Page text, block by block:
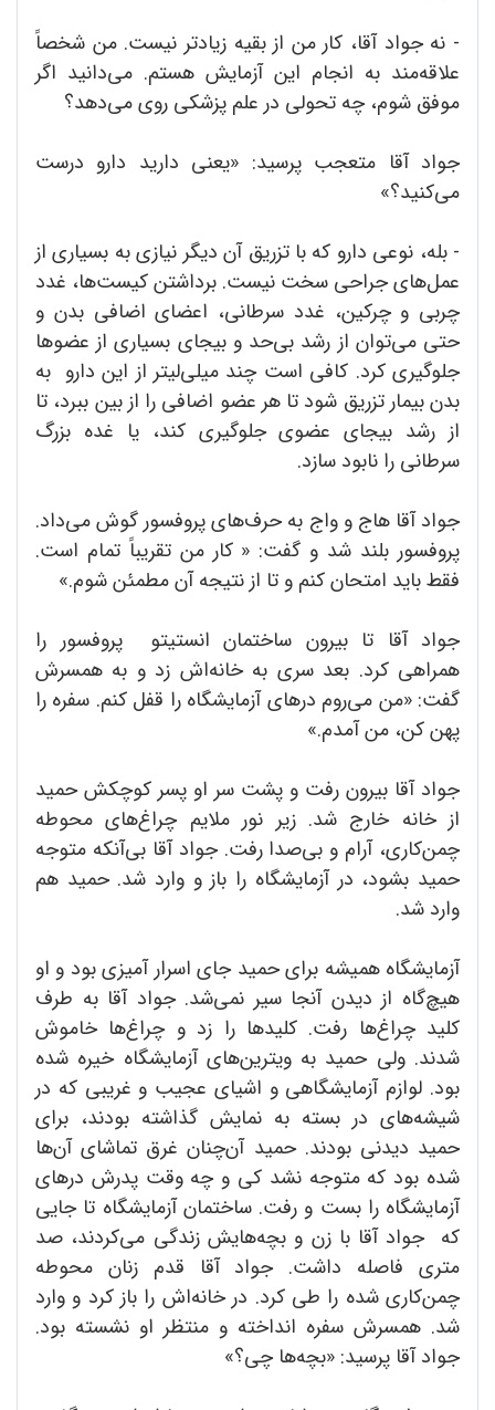
- نه جواد آقا، کار من از بقیه زیادتر نیست. من شخصاً
علاقه‌مند به انجام این آزمایش هستم. می‌دانید اگر
موفق شوم، چه تحولی در علم پزشکی روی می‌دهد؟
جواد آقا متعجب پرسید: «یعنی دارید دارو درست
می‌کنید؟»
- بله، نوعی دارو که با تزریق آن دیگر نیازی به بسیاری از
عمل‌های جراحی سخت نیست. برداشتن کیست‌ها، غدد
چربی و چرکین، غدد سرطانی، اعضای اضافی بدن و
حتی می‌توان از رشد بی‌حد و بیجای بسیاری از عضوها
جلوگیری کرد. کافی است چند میلی‌لیتر از این دارو به
بدن بیمار تزریق شود تا هر عضو اضافی را از بین ببرد، تا
از رشد بیجای عضوی جلوگیری کند، یا غده بزرگ
سرطانی را نابود سازد.
جواد آقا هاج و واج به حرف‌های پروفسور گوش می‌داد.
پروفسور بلند شد و گفت: « کار من تقریباً تمام است.
فقط باید امتحان کنم و تا از نتیجه آن مطمئن شوم.»
جواد آقا تا بیرون ساختمان انستیتو پروفسور را
همراهی کرد. بعد سری به خانه‌اش زد و به همسرش
گفت: «من می‌روم درهای آزمایشگاه را قفل کنم. سفره را
پهن کن، من آمدم.»
جواد آقا بیرون رفت و پشت سر او پسر کوچکش حمید
از خانه خارج شد. زیر نور ملایم چراغ‌های محوطه
چمن‌کاری، آرام و بی‌صدا رفت. جواد آقا بی‌آنکه متوجه
حمید بشود، در آزمایشگاه را باز و وارد شد. حمید هم
وارد شد.
آزمایشگاه همیشه برای حمید جای اسرار آمیزی بود و او
هیچ‌گاه از دیدن آنجا سیر نمی‌شد. جواد آقا به طرف
کلید چراغ‌ها رفت. کلیدها را زد و چراغ‌ها خاموش
شدند. ولی حمید به ویترین‌های آزمایشگاه خیره شده
بود. لوازم آزمایشگاهی و اشیای عجیب و غریبی که در
شیشه‌های در بسته به نمایش گذاشته بودند، برای
حمید دیدنی بودند. حمید آن‌چنان غرق تماشای آن‌ها
شده بود که متوجه نشد کی و چه وقت پدرش درهای
آزمایشگاه را بست و رفت. ساختمان آزمایشگاه تا جایی
که جواد آقا با زن و بچه‌هایش زندگی می‌کردند، صد
متری فاصله داشت. جواد آقا قدم زنان محوطه
چمن‌کاری شده را طی کرد. در خانه‌اش را باز کرد و وارد
شد. همسرش سفره انداخته و منتظر او نشسته بود.
جواد آقا پرسید: «بچه‌ها چی؟»